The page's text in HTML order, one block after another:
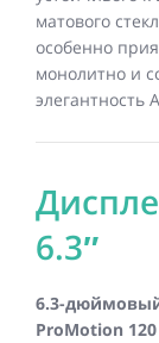
матового
особенно
монолитно и
элегантность
6.3″
6.3-дюймовый
ProMotion